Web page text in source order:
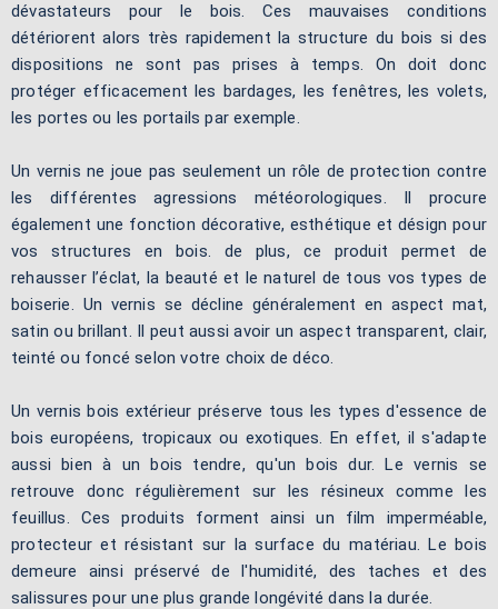
dévastateurs pour le bois. Ces mauvaises conditions
détériorent alors très rapidement la structure du bois si des
dispositions ne sont pas prises à temps. On doit donc
protéger efficacement les bardages, les fenêtres, les volets,
les portes ou les portails par exemple.
Un vernis ne joue pas seulement un rôle de protection contre
les différentes agressions météorologiques. Il procure
également une fonction décorative, esthétique et désign pour
vos structures en bois. de plus, ce produit permet de
rehausser l’éclat, la beauté et le naturel de tous vos types de
boiserie. Un vernis se décline généralement en aspect mat,
satin ou brillant. Il peut aussi avoir un aspect transparent, clair,
teinté ou foncé selon votre choix de déco.
Un vernis bois extérieur préserve tous les types d'essence de
bois européens, tropicaux ou exotiques. En effet, il s'adapte
aussi bien à un bois tendre, qu'un bois dur. Le vernis se
retrouve donc régulièrement sur les résineux comme les
feuillus. Ces produits forment ainsi un film imperméable,
protecteur et résistant sur la surface du matériau. Le bois
demeure ainsi préservé de l'humidité, des taches et des
salissures pour une plus grande longévité dans la durée.